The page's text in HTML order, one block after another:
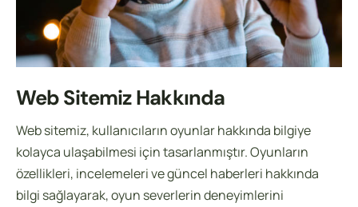
Web Sitemiz Hakkında
Web sitemiz, kullanıcıların oyunlar hakkında bilgiye
kolayca ulaşabilmesi için tasarlanmıştır. Oyunların
özellikleri, incelemeleri ve güncel haberleri hakkında
bilgi sağlayarak, oyun severlerin deneyimlerini